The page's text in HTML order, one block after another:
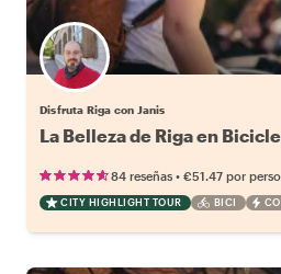
Disfruta Riga con Janis
La Belleza de Riga en
84 reseñas • €51.47 por
CITY HIGHLIGHT TOUR BICI